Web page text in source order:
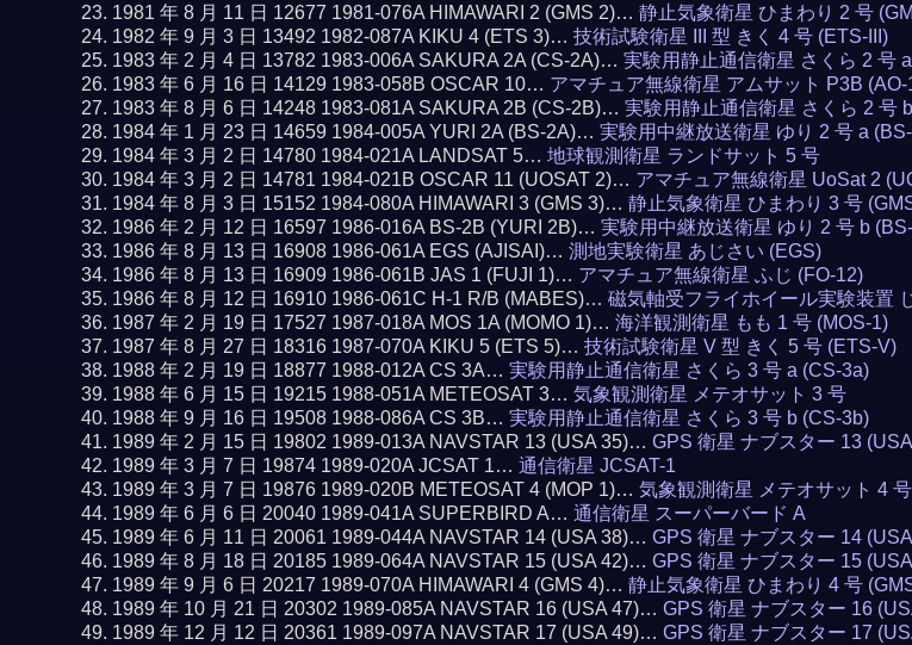
1981 年 8 月 11 日 12677 1981-076A HIMAWARI 2 (GMS 2)… 静止気象衛星 ひまわり 2 号
1982 年 9 月 3 日 13492 1982-087A KIKU 4 (ETS 3)… 技術試験衛星 III 型 きく 4 号 (ETS-III)
1983 年 2 月 4 日 13782 1983-006A SAKURA 2A (CS-2A)… 実験用静止通信衛星 さくら 2 号
1983 年 6 月 16 日 14129 1983-058B OSCAR 10… アマチュア無線衛星 アムサット P3B (AO-
1983 年 8 月 6 日 14248 1983-081A SAKURA 2B (CS-2B)… 実験用静止通信衛星 さくら 2 号
1984 年 1 月 23 日 14659 1984-005A YURI 2A (BS-2A)… 実験用中継放送衛星 ゆり 2 号 a
1984 年 3 月 2 日 14780 1984-021A LANDSAT 5… 地球観測衛星 ランドサット 5 号
1984 年 3 月 2 日 14781 1984-021B OSCAR 11 (UOSAT 2)… アマチュア無線衛星 UoSat 2
1984 年 8 月 3 日 15152 1984-080A HIMAWARI 3 (GMS 3)… 静止気象衛星 ひまわり 3 号
1986 年 2 月 12 日 16597 1986-016A BS-2B (YURI 2B)… 実験用中継放送衛星 ゆり 2 号 b
1986 年 8 月 13 日 16908 1986-061A EGS (AJISAI)… 測地実験衛星 あじさい (EGS)
1986 年 8 月 13 日 16909 1986-061B JAS 1 (FUJI 1)… アマチュア無線衛星 ふじ (FO-12)
1986 年 8 月 12 日 16910 1986-061C H-1 R/B (MABES)… 磁気軸受フライホイール実験装置
1987 年 2 月 19 日 17527 1987-018A MOS 1A (MOMO 1)… 海洋観測衛星 もも 1 号 (MOS-1)
1987 年 8 月 27 日 18316 1987-070A KIKU 5 (ETS 5)… 技術試験衛星 V 型 きく 5 号 (ETS-V)
1988 年 2 月 19 日 18877 1988-012A CS 3A… 実験用静止通信衛星 さくら 3 号 a (CS-3a)
1988 年 6 月 15 日 19215 1988-051A METEOSAT 3… 気象観測衛星 メテオサット 3 号
1988 年 9 月 16 日 19508 1988-086A CS 3B… 実験用静止通信衛星 さくら 3 号 b (CS-3b)
1989 年 2 月 15 日 19802 1989-013A NAVSTAR 13 (USA 35)… GPS 衛星 ナブスター 13
1989 年 3 月 7 日 19874 1989-020A JCSAT 1… 通信衛星 JCSAT-1
1989 年 3 月 7 日 19876 1989-020B METEOSAT 4 (MOP 1)… 気象観測衛星 メテオサット 4 号
1989 年 6 月 6 日 20040 1989-041A SUPERBIRD A… 通信衛星 スーパーバード A
1989 年 6 月 11 日 20061 1989-044A NAVSTAR 14 (USA 38)… GPS 衛星 ナブスター 14
1989 年 8 月 18 日 20185 1989-064A NAVSTAR 15 (USA 42)… GPS 衛星 ナブスター 15
1989 年 9 月 6 日 20217 1989-070A HIMAWARI 4 (GMS 4)… 静止気象衛星 ひまわり 4 号
1989 年 10 月 21 日 20302 1989-085A NAVSTAR 16 (USA 47)… GPS 衛星 ナブスター 16
1989 年 12 月 12 日 20361 1989-097A NAVSTAR 17 (USA 49)… GPS 衛星 ナブスター 17